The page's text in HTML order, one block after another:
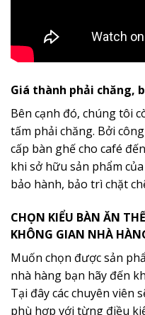
Giá thành phải chăng,
Bên cạnh đó, chúng tôi
tấm phải chăng. Bởi
cấp bàn ghế cho café
khi sở hữu sản phẩm
bảo hành, bảo trì chặt
CHỌN KIỂU BÀN ĂN
KHÔNG GIAN NHÀ
Muốn chọn được sản
nhà hàng bạn hãy đến
Tại đây các chuyên viên
phù hợp với từng điều